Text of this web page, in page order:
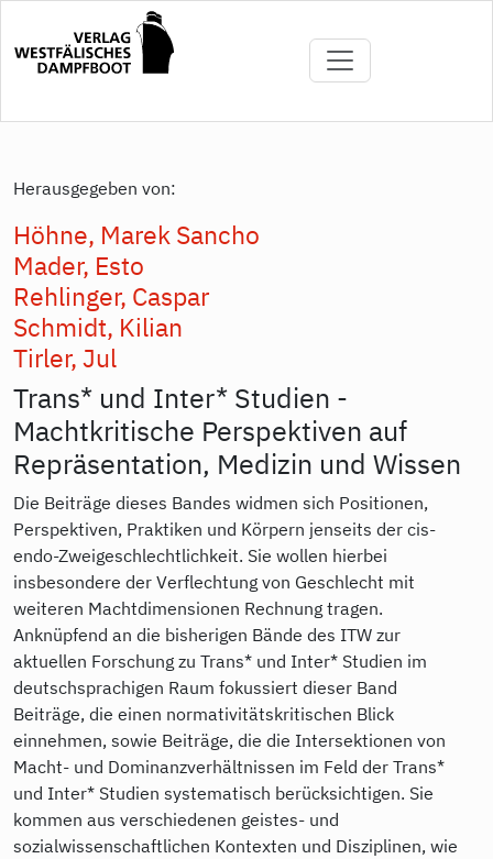
Inhalt
Herausgegeben von:
Höhne, Marek Sancho
Mader, Esto
Rehlinger, Caspar
Schmidt, Kilian
Tirler, Jul
Trans* und Inter* Studien -
Machtkritische Perspektiven auf
Repräsentation, Medizin und Wissen
Die Beiträge dieses Bandes widmen sich Positionen,
Perspektiven, Praktiken und Körpern jenseits der cis-
endo-Zweigeschlechtlichkeit. Sie wollen hierbei
insbesondere der Verflechtung von Geschlecht mit
weiteren Machtdimensionen Rechnung tragen.
Anknüpfend an die bisherigen Bände des ITW zur
aktuellen Forschung zu Trans* und Inter* Studien im
deutschsprachigen Raum fokussiert dieser Band
Beiträge, die einen normativitätskritischen Blick
einnehmen, sowie Beiträge, die die Intersektionen von
Macht- und Dominanzverhältnissen im Feld der Trans*
und Inter* Studien systematisch berücksichtigen. Sie
kommen aus verschiedenen geistes- und
sozialwissenschaftlichen Kontexten und Disziplinen, wie